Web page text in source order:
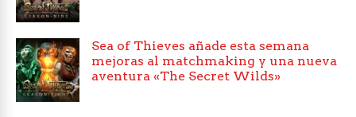
Sea of Thieves añade esta semana
mejoras al matchmaking y una nueva
aventura «The Secret Wilds»